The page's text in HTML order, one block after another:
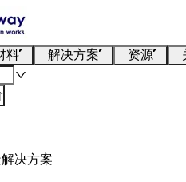
料 解决方案 资源
决方案